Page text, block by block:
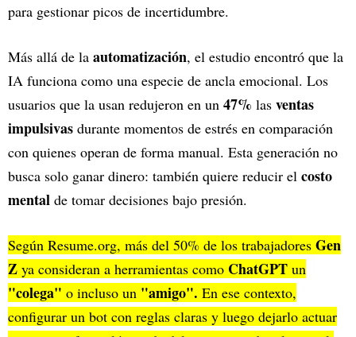
para gestionar picos de incertidumbre.
Más allá de la automatización, el estudio encontró que la
IA funciona como una especie de ancla emocional. Los
usuarios que la usan redujeron en un 47% las ventas
impulsivas durante momentos de estrés en comparación
con quienes operan de forma manual. Esta generación no
busca solo ganar dinero: también quiere reducir el costo
mental de tomar decisiones bajo presión.
Según Resume.org, más del 50% de los trabajadores Gen
Z ya consideran a herramientas como ChatGPT un
"colega" o incluso un "amigo". En ese contexto,
configurar un bot con reglas claras y luego dejarlo actuar